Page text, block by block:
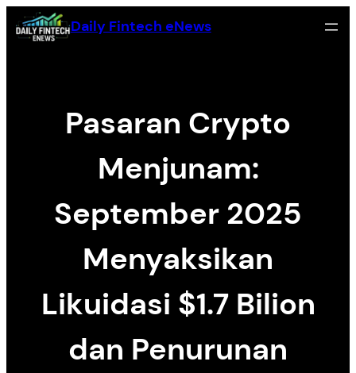
Skip
to
Daily Fintech eNews
Pasaran Crypto
Menjunam:
September 2025
Menyaksikan
Likuidasi $1.7 Bilion
dan Penurunan